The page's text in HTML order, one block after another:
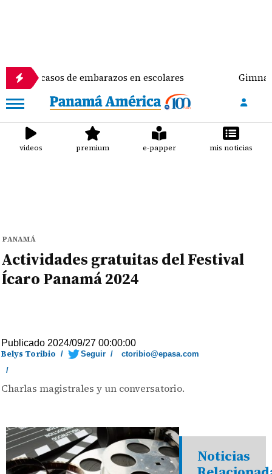
embarazos en escolares Gimnasta Alyiah
videos premium e-papper mis noticias
PANAMÁ
Actividades gratuitas del Festival
Ícaro Panamá 2024
Publicado 2024/09/27 00:00:00
Belys Toribio / Seguir /
ctoribio@epasa.com
/
Charlas magistrales y un conversatorio.
Noticias